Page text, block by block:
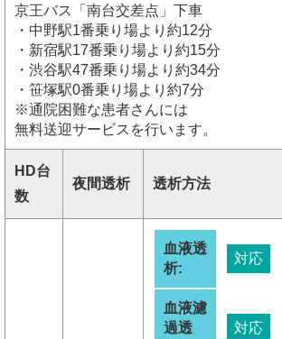
京王バス「南台交差点」下車
・中野駅1番乗り場より約12分
・新宿駅17番乗り場より約15分
・渋谷駅47番乗り場より約34分
・笹塚駅0番乗り場より約7分
※通院困難な患者さんには
無料送迎サービスを行います。
HD台
数
夜間透析 透析方法
血液透
析:
対応
血液濾
過透
対応